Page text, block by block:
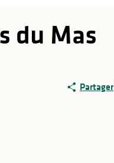
du Mas
Partager